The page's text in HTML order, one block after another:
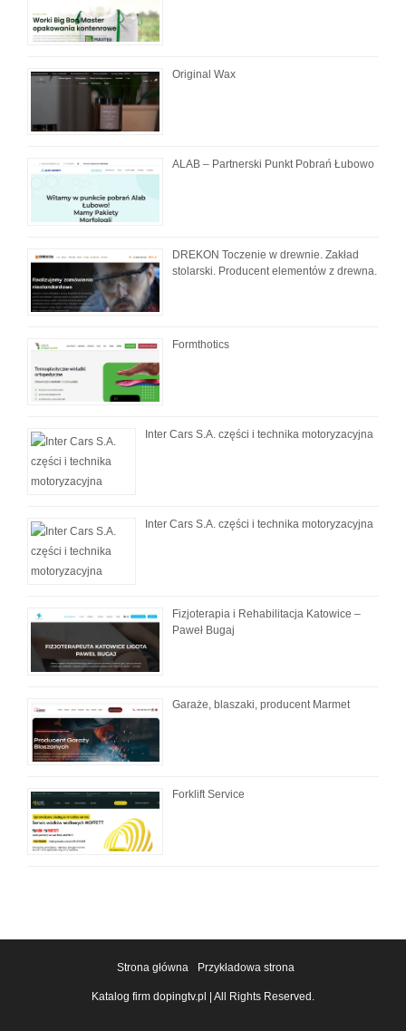
Original Wax
ALAB – Partnerski Punkt Pobrań Łubowo
DREKON Toczenie w drewnie. Zakład
stolarski. Producent elementów z drewna.
Formthotics
Inter Cars S.A. części i technika motoryzacyjna
Inter Cars S.A. części i technika motoryzacyjna
Fizjoterapia i Rehabilitacja Katowice –
Paweł Bugaj
Garaże, blaszaki, producent Marmet
Forklift Service
Strona główna Przykładowa strona
Katalog firm dopingtv.pl | All Rights Reserved.